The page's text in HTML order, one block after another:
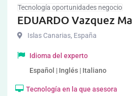
Tecnología oportunidades negocio
EDUARDO Vazquez
Islas Canarias, España
Idioma del experto
Español | Inglés | Italiano
Tecnología en la que asesora